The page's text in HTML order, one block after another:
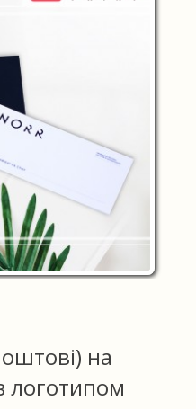
на
логотипом